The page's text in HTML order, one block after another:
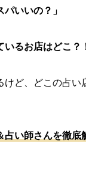
いいの？」
るお店はどこ？
ど、どこの占い
占い師さんを徹底